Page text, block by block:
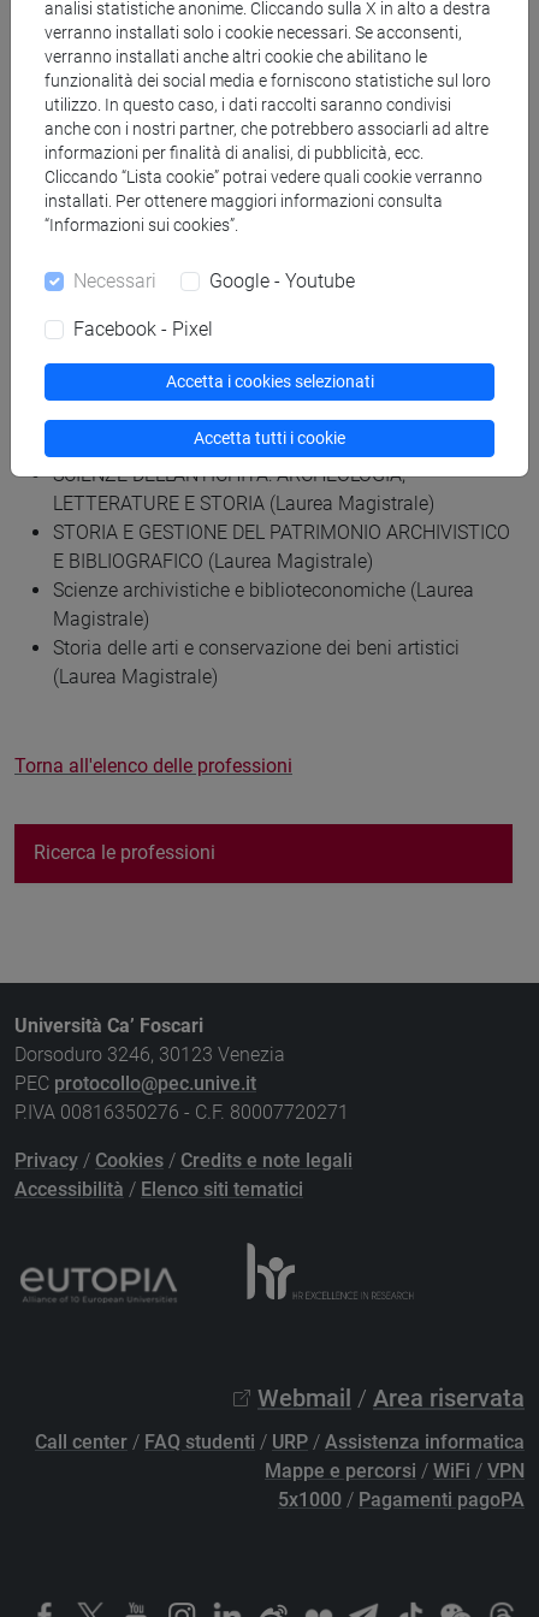
CONSERVATION SCIENCE AND TECHNOLOGY FOR
CULTURAL HERITAGE (Laurea Magistrale)
Conservazione e gestione dei beni e delle attività
culturali (Laurea)
Economia e Gestione delle Arti e delle attività culturali
(Laurea Magistrale)
Filologia e letteratura italiana (Laurea Magistrale)
Filologia, linguistica e letteratura italiana (Laurea
LINGUE DELL'ASIA E DELL'AFRICA MEDITERRANEA PER
(Laurea Magistrale)
Lingue e civiltà dell'Asia e dell'Africa mediterranea
(Laurea Magistrale)
Lingue e letterature europee, americane e postcoloniali
(Laurea Magistrale)
SCIENZE DELL'ANTICHITÀ: ARCHEOLOGIA,
LETTERATURE E STORIA (Laurea Magistrale)
STORIA E GESTIONE DEL PATRIMONIO ARCHIVISTICO
E BIBLIOGRAFICO (Laurea Magistrale)
Scienze archivistiche e biblioteconomiche (Laurea
Magistrale)
Storia delle arti e conservazione dei beni artistici
(Laurea Magistrale)
Torna all'elenco delle professioni
Ricerca le professioni
Università Ca’ Foscari
Dorsoduro 3246, 30123 Venezia
PEC protocollo@pec.unive.it
P.IVA 00816350276 - C.F. 80007720271
Privacy / Cookies / Credits e note legali
Accessibilità / Elenco siti tematici
Webmail / Area riservata
Call center / FAQ studenti / URP / Assistenza informatica
Mappe e percorsi / WiFi / VPN
5x1000 / Pagamenti pagoPA
analisi statistiche anonime. Cliccando sulla X in alto a destra
verranno installati solo i cookie necessari. Se acconsenti,
verranno installati anche altri cookie che abilitano le
funzionalità dei social media e forniscono statistiche sul loro
utilizzo. In questo caso, i dati raccolti saranno condivisi
anche con i nostri partner, che potrebbero associarli ad altre
informazioni per finalità di analisi, di pubblicità, ecc.
Cliccando “Lista cookie” potrai vedere quali cookie verranno
installati. Per ottenere maggiori informazioni consulta
“Informazioni sui cookies”.
Necessari Google - Youtube
Facebook - Pixel
Accetta i cookies selezionati
Accetta tutti i cookie